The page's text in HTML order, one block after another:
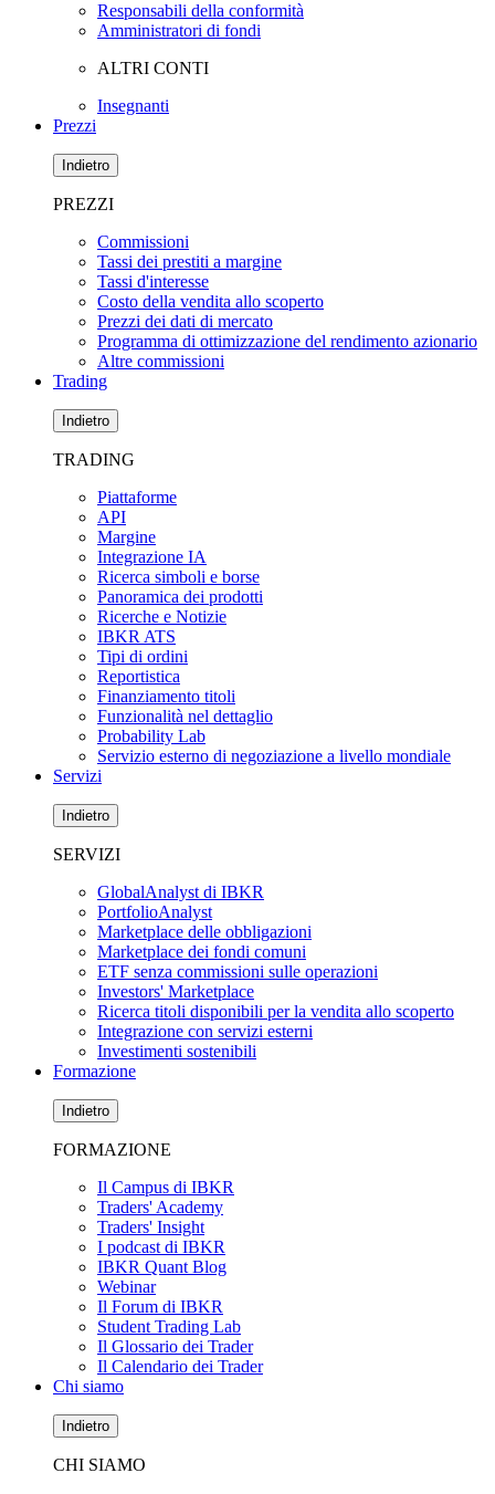
Responsabili della conformità
Amministratori di fondi
ALTRI CONTI
Insegnanti
Prezzi
Indietro
PREZZI
Commissioni
Tassi dei prestiti a margine
Tassi d'interesse
Costo della vendita allo scoperto
Prezzi dei dati di mercato
Programma di ottimizzazione del rendimento azionario
Altre commissioni
Trading
Indietro
TRADING
Piattaforme
API
Margine
Integrazione IA
Ricerca simboli e borse
Panoramica dei prodotti
Ricerche e Notizie
IBKR ATS
Tipi di ordini
Reportistica
Finanziamento titoli
Funzionalità nel dettaglio
Probability Lab
Servizio esterno di negoziazione a livello mondiale
Servizi
Indietro
SERVIZI
GlobalAnalyst di IBKR
PortfolioAnalyst
Marketplace delle obbligazioni
Marketplace dei fondi comuni
ETF senza commissioni sulle operazioni
Investors' Marketplace
Ricerca titoli disponibili per la vendita allo scoperto
Integrazione con servizi esterni
Investimenti sostenibili
Formazione
Indietro
FORMAZIONE
Il Campus di IBKR
Traders' Academy
Traders' Insight
I podcast di IBKR
IBKR Quant Blog
Webinar
Il Forum di IBKR
Student Trading Lab
Il Glossario dei Trader
Il Calendario dei Trader
Chi siamo
Indietro
CHI SIAMO